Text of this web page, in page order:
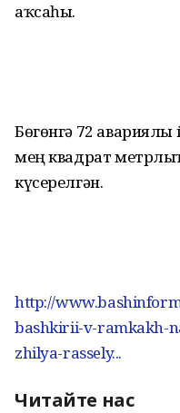
аҡсаһы.
Бөгөнгә 72 авариялы
мең квадрат
күсерелгән.
http://
bashkirii-v-ramkakh-
zhilya-rassely...
Читайте нас